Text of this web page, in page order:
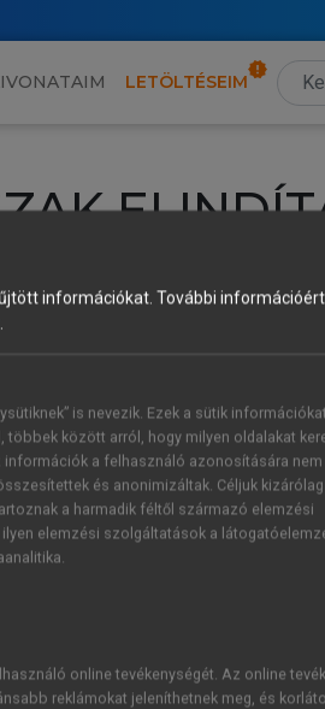
LETÖLTÉSEIM
iskolai azonosítóddal vagy
hozzáférésrevagy
vagy hozz
ÚJ FIÓK
1 óra
információkat. További
.
is nevezik. Ezek a sütik
többek között arról, hogy milyen oldalakat
információk a felhasználó azonosítására nem
és anonimizáltak. Céljuk
a harmadik féltől származó elemzési
elemzési szolgáltatások a
online tevékenységét. Az online
reklámokat jeleníthetnek meg, és